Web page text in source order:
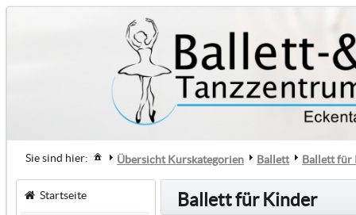
Sie sind hier: Übersicht Kurskategorien Ballett Ballett für
Startseite Ballett für Kinder